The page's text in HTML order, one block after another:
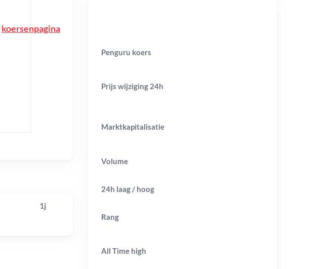
koersenpagina
1j
Penguru koers
Prijs wijziging 24h
Marktkapitalisatie
Volume
24h laag / hoog
Rang
All Time high